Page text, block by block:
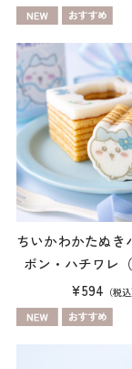
ちいかわかたぬ
ボン・ハチワレ（
¥594 （税込